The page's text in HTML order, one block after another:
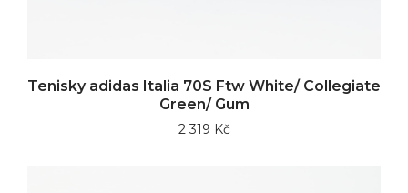
Tenisky adidas Italia 70S Ftw White/ Collegiate
Green/ Gum
2 319 Kč